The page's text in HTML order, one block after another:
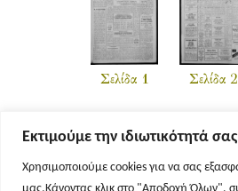
Εκτιμούμε την ιδιωτικότητά
Χρησιμοποιούμε cookies για να σας
μας.Κάνοντας κλικ στο "Αποδοχή Όλων",
Σελίδα 1 Σελίδα 2